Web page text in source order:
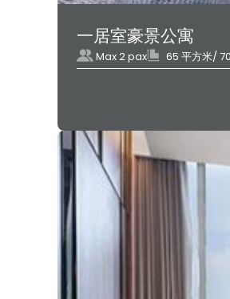
一居室豪景公寓
Max 2 pax 65 平方米/